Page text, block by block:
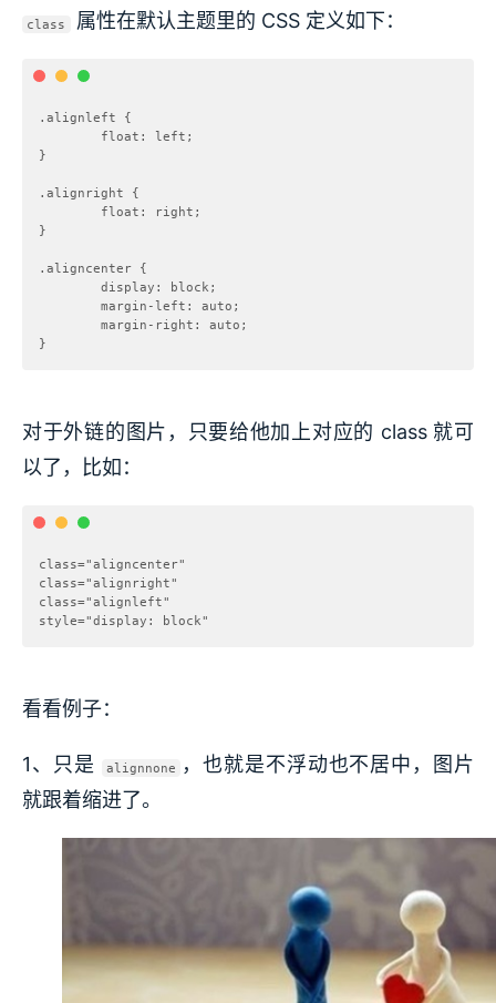
class 属性在默认主题里的 CSS 定义如下：
.alignleft {
float: left;
}
.alignright {
float: right;
}
.aligncenter {
display: block;
margin-left: auto;
margin-right: auto;
对于外链的图片，只要给他加上对应的 class 就可
以了，比如：
class="aligncenter"
class="alignright"
class="alignleft"
看看例子：
1、只是 alignnone
，也就是不浮动也不居中，图片
就跟着缩进了。